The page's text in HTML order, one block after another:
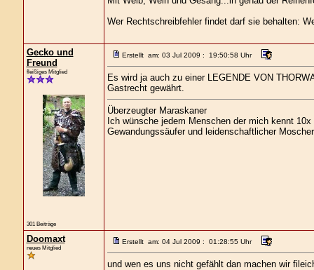
Wer Rechtschreibfehler findet darf sie behalten:
Gecko und
Freund
fleißiges Mitglied
301 Beiträge
Erstellt am: 03 Jul 2009 : 19:50:58 Uhr
Es wird ja auch zu einer LEGENDE VON
Gastrecht gewährt.
Überzeugter Maraskaner
Ich wünsche jedem Menschen der mich kennt
Gewandungssäufer und leidenschaftlicher Moscher
Doomaxt
neues Mitglied
Erstellt am: 04 Jul 2009 : 01:28:55 Uhr
und wen es uns nicht gefählt dan machen wir